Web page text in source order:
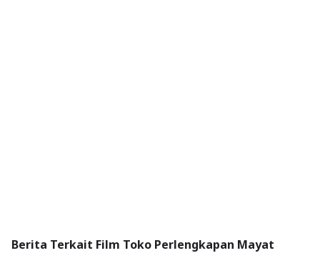
Berita Terkait Film Toko Perlengkapan Mayat